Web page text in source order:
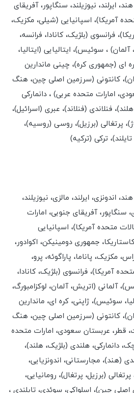
ایرلند، نیوزیلند، سنگاپور، آفریقای
آمریکا)، اسپانیایی (شیلی، مکزیک،
فرانسوی (بلژیک، کانادا، فرانسه،
، سوئیس)، ایتالیایی (ایتالیا،
ای (جمهوری کره)، چینی ماندارین
کانتونی (سرزمین اصلی چین، هنگ
امارات متحده عربی) ، دانمارکی
فنلاندی (فنلاند)، عبری (اسرائیل)،
پرتغالی (برزیل)، روسی (روسیه)،
ترکی (ترکیه)
اندونزی، ایرلند، مالزی، نیوزیلند،
آفریقای جنوبی، امارات
متحده آمریکا)، اسپانیایی
جمهوری دومینیکن، اکوادور،
مکزیک، پاناما، پاراگوئه، پرو،
آمریکا)، فرانسوی (بلژیک، کانادا،
آلمانی (اتریش، آلمان، لوکزامبورگ،
سوئیس)، ژاپنی، کره ای، ماندارین
کانتونی (سرزمین اصلی چین، هنگ
قطر، عربستان سعودی، امارات متحده
دانمارکی، هلندی (بلژیک، هلند)،
(هند)، مجارستانی، اندونزیایی،
(برزیل، پرتغال)، رومانیایی،
چین)، اسلواکی، سوئدی، تایلندی ،